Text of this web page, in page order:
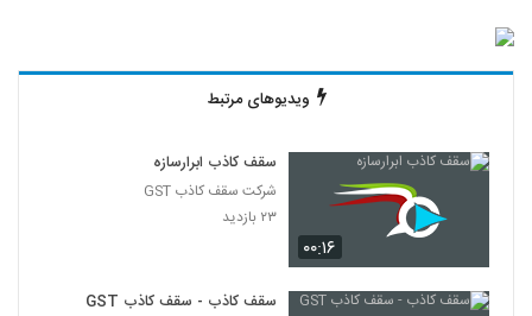
ویدیوهای مرتبط
۰۰:۱۶
سقف کاذب ابرارسازه
شرکت سقف کاذب GST
۲۳ بازدید
سقف کاذب - سقف کاذب GST